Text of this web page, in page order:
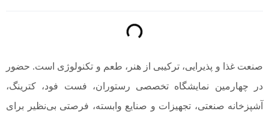
صنعت غذا و پذیرایی، ترکیبی از هنر، طعم و تکنولوژی است. حضور
در چهارمین نمایشگاه تخصصی رستوران، فست فود، کترینگ،
آشپزخانه صنعتی، تجهیزات و صنایع وابسته، فرصتی بی‌نظیر برای